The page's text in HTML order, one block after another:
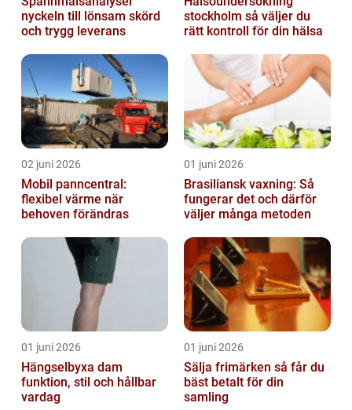
nyckeln till lönsam skörd
och trygg leverans
stockholm så väljer du
rätt kontroll för din hälsa
02 juni 2026
Mobil panncentral:
flexibel värme när
behoven förändras
01 juni 2026
Brasiliansk vaxning: Så
fungerar det och därför
väljer många metoden
01 juni 2026
Hängselbyxa dam
funktion, stil och hållbar
vardag
01 juni 2026
Sälja frimärken så får du
bäst betalt för din
samling